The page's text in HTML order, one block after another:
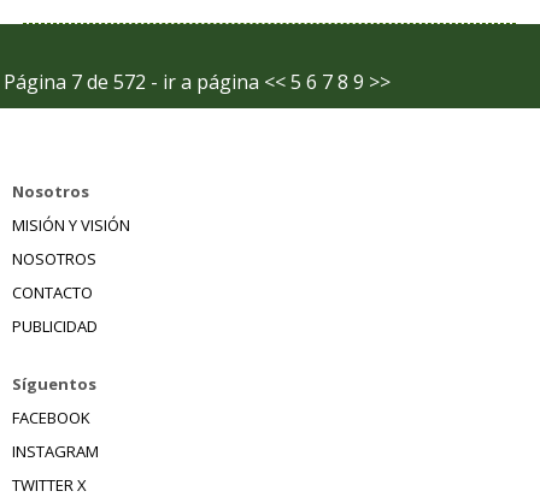
Página 7 de 572 - ir a página <<5 6 78 9 >>
Nosotros
MISIÓN Y VISIÓN
NOSOTROS
CONTACTO
PUBLICIDAD
Síguentos
FACEBOOK
INSTAGRAM
TWITTER X